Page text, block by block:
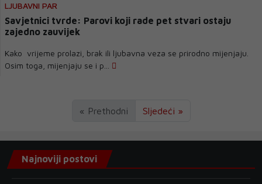
LJUBAVNI PAR
Savjetnici tvrde: Parovi koji rade pet stvari ostaju
zajedno zauvijek
Kako vrijeme prolazi, brak ili ljubavna veza se prirodno mijenjaju.
Osim toga, mijenjaju se i p...
« Prethodni Sljedeći »
Najnoviji postovi